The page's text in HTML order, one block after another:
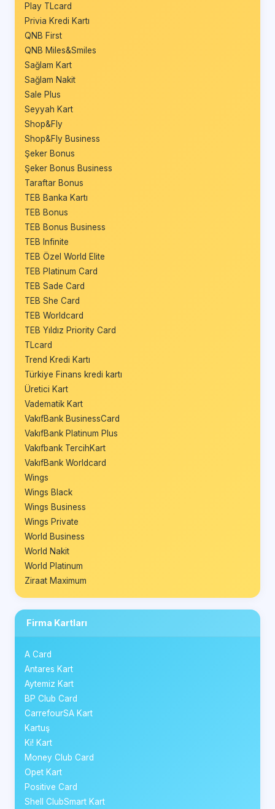
Play TLcard
Privia Kredi Kartı
QNB First
QNB Miles&Smiles
Sağlam Kart
Sağlam Nakit
Sale Plus
Seyyah Kart
Shop&Fly
Shop&Fly Business
Şeker Bonus
Şeker Bonus Business
Taraftar Bonus
TEB Banka Kartı
TEB Bonus
TEB Bonus Business
TEB Infinite
TEB Özel World Elite
TEB Platinum Card
TEB Sade Card
TEB She Card
TEB Worldcard
TEB Yıldız Priority Card
TLcard
Trend Kredi Kartı
Türkiye Finans kredi kartı
Üretici Kart
Vadematik Kart
VakıfBank BusinessCard
VakıfBank Platinum Plus
Vakıfbank TercihKart
VakıfBank Worldcard
Wings
Wings Black
Wings Business
Wings Private
World Business
World Nakit
World Platinum
Ziraat Maximum
Firma Kartları
A Card
Antares Kart
Aytemiz Kart
BP Club Card
CarrefourSA Kart
Kartuş
Ki! Kart
Money Club Card
Opet Kart
Positive Card
Shell ClubSmart Kart